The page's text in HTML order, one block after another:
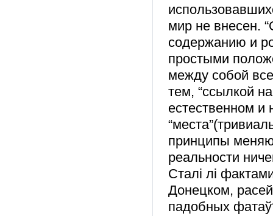
мир не внесен.
содержанию и
простыми
между собой
тем, “ссылкой
естественном и
принципы
реальности
Сталі лі
Донецком,
падобных